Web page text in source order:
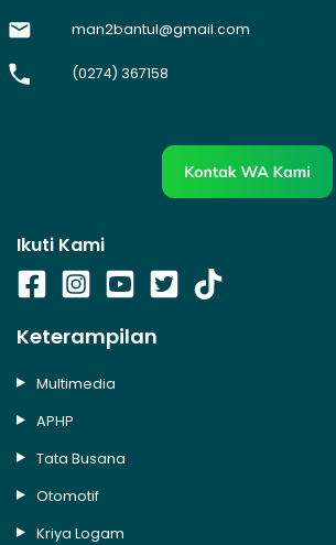
man2bantul@gmail.com
(0274) 367158
Ikuti Kami
Keterampilan
Multimedia
APHP
Tata Busana
Otomotif
Kriya Logam